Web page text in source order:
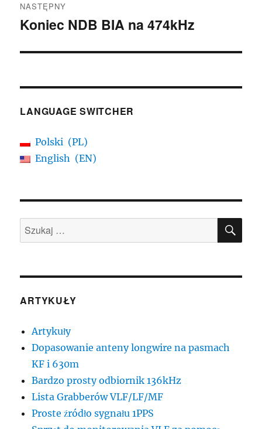
NASTĘPNY
Następny
Koniec NDB BIA na 474kHz
LANGUAGE SWITCHER
Polski
PL
English
EN
Szukaj:
ARTYKUŁY
Artykuły
Dopasowanie anteny longwire na pasmach
KF i 630m
Bardzo prosty odbiornik 136kHz
Lista Grabberów VLF/LF/MF
Proste źródło sygnału 1PPS